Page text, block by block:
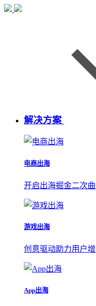
解决方案
电商出海
开启出海掘金二次
游戏出海
创意驱动助力用户
App出海